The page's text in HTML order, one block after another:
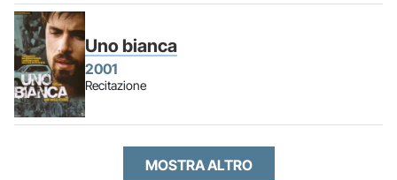
Uno bianca
2001
Recitazione
MOSTRA ALTRO